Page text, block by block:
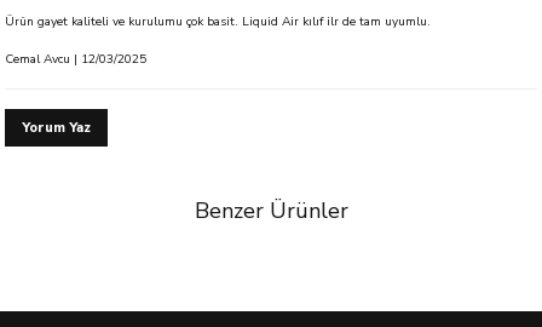
Ürün gayet kaliteli ve kurulumu çok basit. Liquid Air kılıf ilr de tam uyumlu.
Cemal Avcu | 12/03/2025
Yorum Yaz
Benzer Ürünler